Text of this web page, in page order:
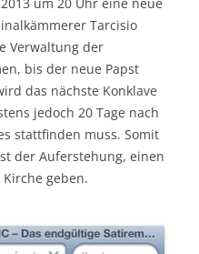
Tarcisio
Verwaltung der
bis der neue Papst
das nächste Konklave
jedoch 20 Tage nach
stattfinden muss. Somit
der Auferstehung, einen
geben.